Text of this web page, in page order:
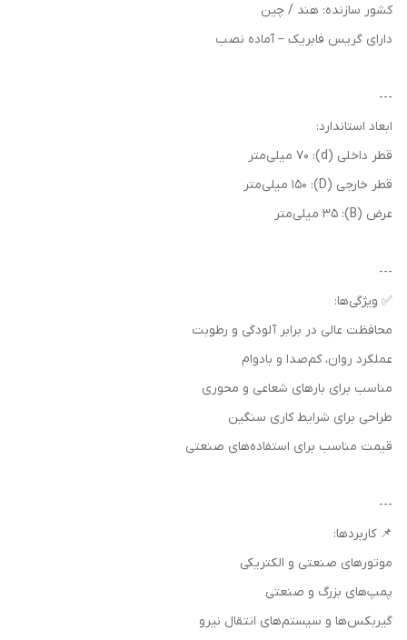
کشور سازنده: هند / چین
دارای گریس فابریک – آماده نصب
---
ابعاد استاندارد:
قطر داخلی (d): 70 میلی‌متر
قطر خارجی (D): 150 میلی‌متر
عرض (B): 35 میلی‌متر
---
✅ ویژگی‌ها:
محافظت عالی در برابر آلودگی و رطوبت
عملکرد روان، کم‌صدا و بادوام
مناسب برای بارهای شعاعی و محوری
طراحی برای شرایط کاری سنگین
قیمت مناسب برای استفاده‌های صنعتی
---
📌 کاربردها:
موتورهای صنعتی و الکتریکی
پمپ‌های بزرگ و صنعتی
گیربکس‌ها و سیستم‌های انتقال نیرو